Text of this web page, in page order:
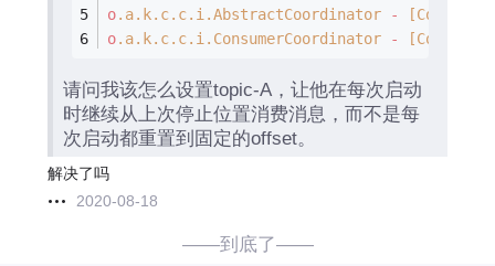
o.a.k.c.c.i .AbstractCoordinator -
o.a.k.c.c.i .ConsumerCoordinator -
请问我该怎么设置topic-A，让他在每次启动
时继续从上次停止位置消费消息，而不是每
次启动都重置到固定的offset。
解决了吗
2020-08-18
——到底了——